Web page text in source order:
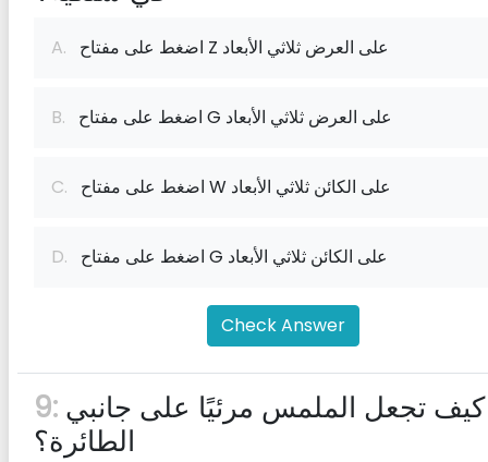
A. اضغط على مفتاح Z على العرض ثلاثي الأبعاد
B. اضغط على مفتاح G على العرض ثلاثي الأبعاد
C. اضغط على مفتاح W على الكائن ثلاثي الأبعاد
D. اضغط على مفتاح G على الكائن ثلاثي الأبعاد
Check Answer
9:
الطائرة؟